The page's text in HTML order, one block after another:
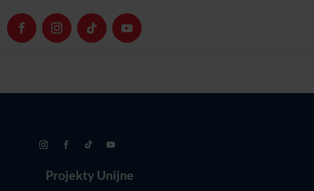
Polityka Prywatności
Warunki Uczestnictwa